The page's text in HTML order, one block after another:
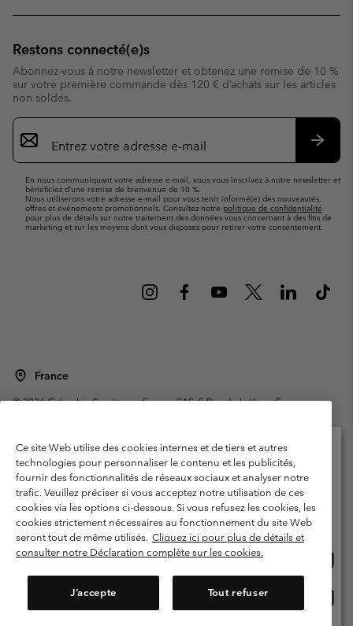
Restons connecté(e)s
Abonnez-vous à notre newsletter et obtenez une remise de 10 %
sur votre première commande dès 120 € d’achats sur les articles
non soldés.
Inscription
par
e-
En nous communiquant votre adresse e-mail, vous vous inscrivez à notre newsletter et
bénéficiez d’une remise de bienvenue de 10 %.
Nous utiliserons votre adresse e-mail pour vous tenir informé(e) des nouveautés,
offres et événements promotionnels. Consultez notre politique de confidentialité
pour plus de détails sur notre traitement des données vous concernant à des fins de
marketing et sur les moyens dont vous disposez pour retirer votre consentement.
France
©2026Columbia Sportswear Europe SAS. 5 Rue de la Haye, Espace
Garanties Légales
Politique de confidentialité
Conditions d'utilisation - Membres
Conditions D'utilisation - Contenu généré par l'utilisateur
Impressum
Cookies
Public CBCR
Ce site Web utilise des cookies internes et de tiers et autres
technologies pour personnaliser le contenu et les publicités,
fournir des fonctionnalités de réseaux sociaux et analyser notre
trafic. Veuillez préciser si vous acceptez notre utilisation de ces
cookies via les options ci-dessous. Si vous refusez les cookies, les
cookies strictement nécessaires au fonctionnement du site Web
seront tout de même utilisés. Cliquez ici pour plus de détails et
consulter notre Déclaration complète sur les cookies.
J’accepte Tout refuser
Veuillez sélectionner votre pays d’expédition et
votre langue
Achats en ligne disponibles
United States
ligne
France